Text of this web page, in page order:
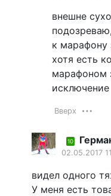
внешне
к марафону
хотя есть
марафоном
исключение
Вверх
10
02.05.2017
видел одного
У меня есть